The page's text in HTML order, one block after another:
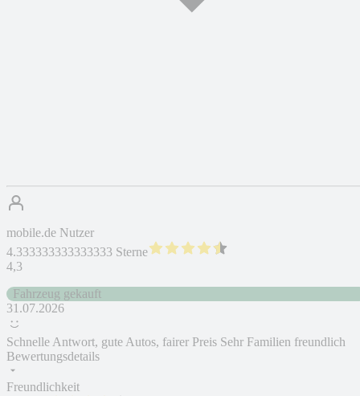
mobile.de Nutzer
4.333333333333333 Sterne
4,3
Fahrzeug gekauft
31.07.2026
Schnelle Antwort, gute Autos, fairer Preis Sehr Familien freundlich
Bewertungsdetails
Freundlichkeit